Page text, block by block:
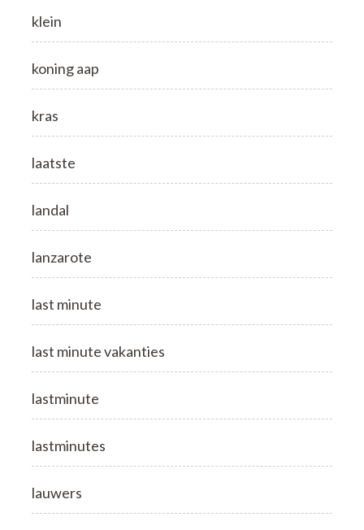
klein
koning aap
kras
laatste
landal
lanzarote
last minute
last minute vakanties
lastminute
lastminutes
lauwers